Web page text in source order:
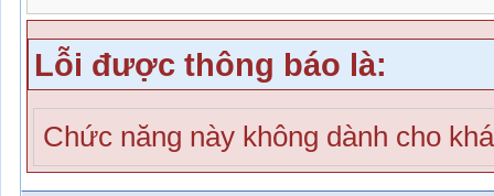
Lỗi được thông báo là:
Chức năng này không dành cho